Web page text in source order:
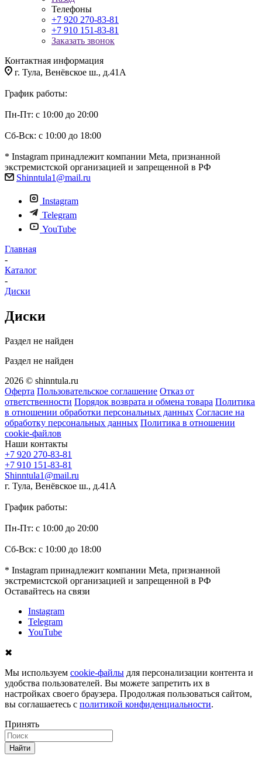
Телефоны
+7 920 270-83-81
+7 910 151-83-81
Заказать звонок
Контактная информация
г. Тула, Венёвское ш., д.41А
График работы:
Пн-Пт: с 10:00 до 20:00
Сб-Вск: с 10:00 до 18:00
* Instagram принадлежит компании Meta, признанной
экстремистской организацией и запрещенной в РФ
Shinntula1@mail.ru
Instagram
Telegram
YouTube
Главная
-
Каталог
-
Диски
Диски
Раздел не найден
Раздел не найден
2026 © shinntula.ru
Оферта Пользовательское соглашение Отказ от
ответственности Порядок возврата и обмена товара Политика
в отношении обработки персональных данных Согласие на
обработку персональных данных Политика в отношении
cookie-файлов
Наши контакты
+7 920 270-83-81
+7 910 151-83-81
Shinntula1@mail.ru
г. Тула, Венёвское ш., д.41А
График работы:
Пн-Пт: с 10:00 до 20:00
Сб-Вск: с 10:00 до 18:00
* Instagram принадлежит компании Meta, признанной
экстремистской организацией и запрещенной в РФ
Оставайтесь на связи
Instagram
Telegram
YouTube
✖
Мы используем cookie-файлы для персонализации контента и
удобства пользователей. Вы можете запретить их в
настройках своего браузера. Продолжая пользоваться сайтом,
вы соглашаетесь с политикой конфиденциальности.
Принять
Найти